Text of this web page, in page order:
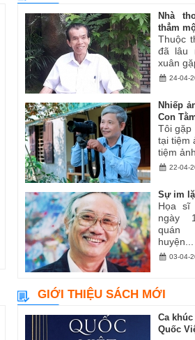
Nhà
thẳm
Thuộc
đã lâu
xuân
24-04-
Nhiếp
Con
Tôi gặp
tại tiệm
tiệm
22-04-
Sự im
Họa sĩ
ngày
quán
huyện...
03-04-
GIỚI THIỆU SÁCH MỚI
Ca
Quốc